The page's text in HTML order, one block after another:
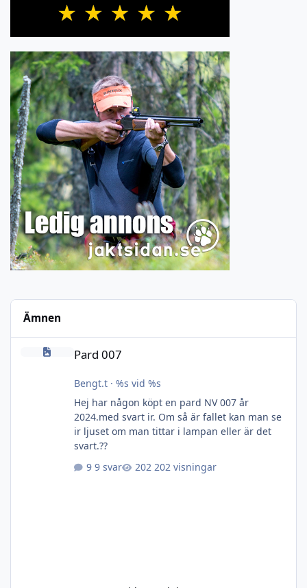
Ämnen
Pard 007
Bengt.t· %s vid %s
Hej har någon köpt en pard NV 007 år
2024.med svart ir. Om så är fallet kan man se
ir ljuset om man tittar i lampan eller är det
svart.??
9 svar
202 visningar